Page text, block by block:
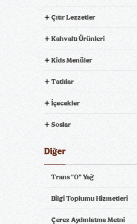
Çıtır Lezzetler
Kahvaltı Ürünleri
Kids Menüler
Tatlılar
İçecekler
Soslar
Diğer
Trans "0" Yağ
Bilgi Toplumu Hizmetleri
Çerez Aydınlatma Metni